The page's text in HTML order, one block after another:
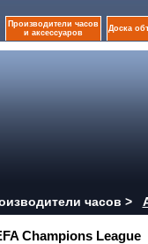
Производители часов
и аксессуаров
Доска
часов >
Champions League